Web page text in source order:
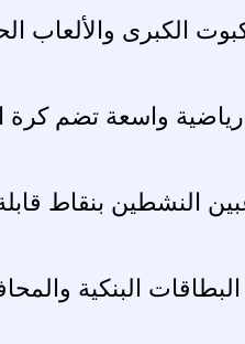
الكبرى والألعاب
واسعة تضم كرة
النشطين بنقاط
البنكية